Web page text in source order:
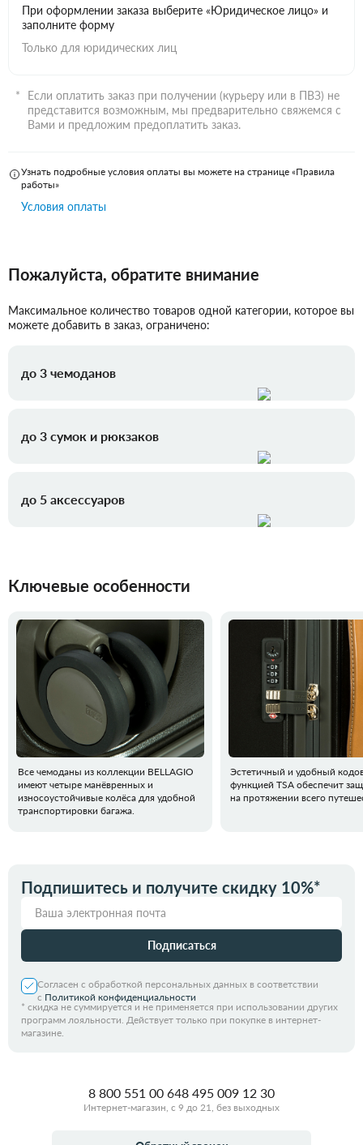
При оформлении заказа выберите «Юридическое лицо» и
заполните форму
Только для юридических лиц
Если оплатить заказ при получении (курьеру или в ПВЗ) не
представится возможным, мы предварительно свяжемся с
Вами и предложим предоплатить заказ.
Узнать подробные условия оплаты вы можете на странице «Правила
работы»
Условия оплаты
Пожалуйста, обратите внимание
Максимальное количество товаров одной категории, которое вы
можете добавить в заказ, ограничено:
до 3 чемоданов
до 3 сумок и рюкзаков
до 5 аксессуаров
Ключевые особенности
Все чемоданы из коллекции BELLAGIO
имеют четыре манёвренных и
износоустойчивые колёса для удобной
транспортировки багажа.
Эстетичный и удобный
функцией TSA обеспечит
на протяжении всего
Подпишитесь и получите скидку 10%*
Подписаться
Согласен с обработкой персональных данных в соответствии
с Политикой конфиденциальности
* скидка не суммируется и не применяется при использовании других
программ лояльности. Действует только при покупке в интернет-
магазине.
8 800 551 00 648 495 009 12 30
Интернет-магазин, с 9 до 21, без выходных